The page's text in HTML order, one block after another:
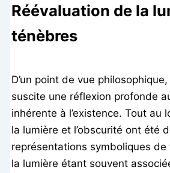
Réévaluation de la
ténèbres
D’un point de vue
suscite une réflexion profonde
inhérente à l’existence. Tout au
la lumière et l’obscurité ont été
représentations symboliques de
la lumière étant souvent